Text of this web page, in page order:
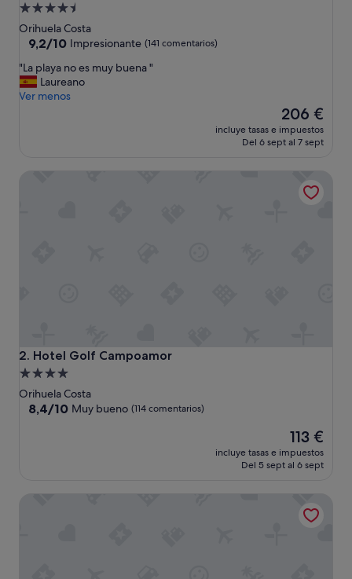
Alojamiento
de
4.5 estrellas
Orihuela Costa
9.2
10,
Impresionante,
(141 comentarios)
9,2/10 Impresionante (141 comentarios)
"
L
a
"
"La playa no es muy buena "
Laureano
Ver menos
El
precio
actual
206 €
206 €
incluye tasas e impuestos
Del 6 sept al 7 sept
2. Hotel Golf Campoamor
Hotel Golf Campoamor
Alojamiento
de
4.0 estrellas
Orihuela Costa
8.4
8,4/10 Muy bueno (114 comentarios)
El
precio
actual
113 €
113 €
incluye tasas e impuestos
Del 5 sept al 6 sept